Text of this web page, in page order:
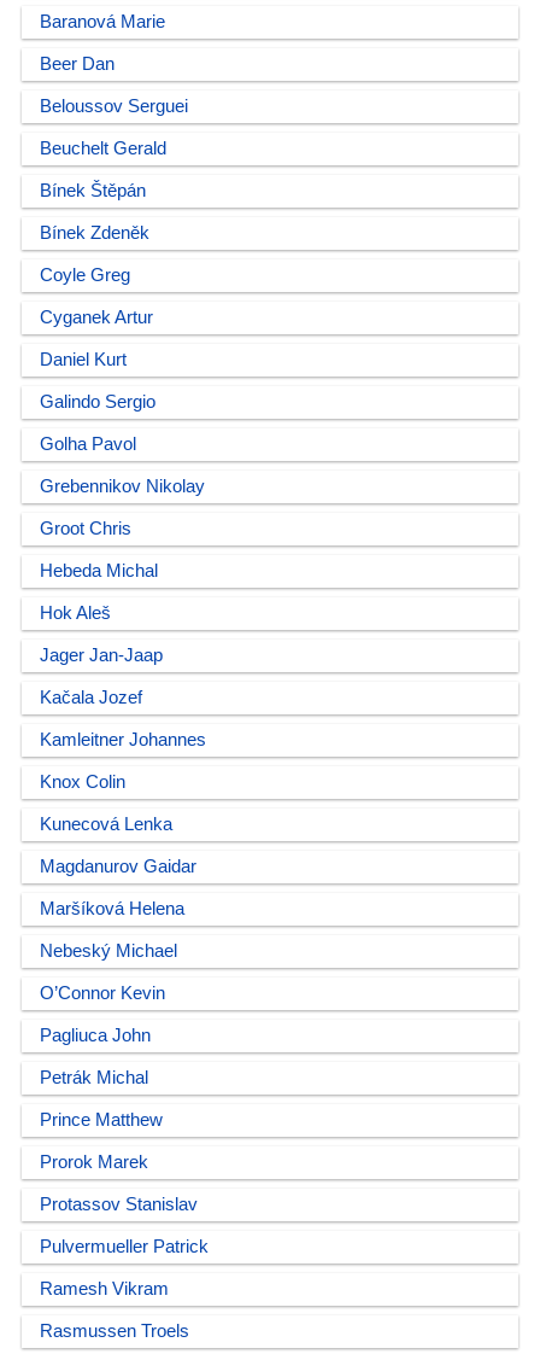
Baranová Marie
Beer Dan
Beloussov Serguei
Beuchelt Gerald
Bínek Štěpán
Bínek Zdeněk
Coyle Greg
Cyganek Artur
Daniel Kurt
Galindo Sergio
Golha Pavol
Grebennikov Nikolay
Groot Chris
Hebeda Michal
Hok Aleš
Jager Jan-Jaap
Kačala Jozef
Kamleitner Johannes
Knox Colin
Kunecová Lenka
Magdanurov Gaidar
Maršíková Helena
Nebeský Michael
O’Connor Kevin
Pagliuca John
Petrák Michal
Prince Matthew
Prorok Marek
Protassov Stanislav
Pulvermueller Patrick
Ramesh Vikram
Rasmussen Troels